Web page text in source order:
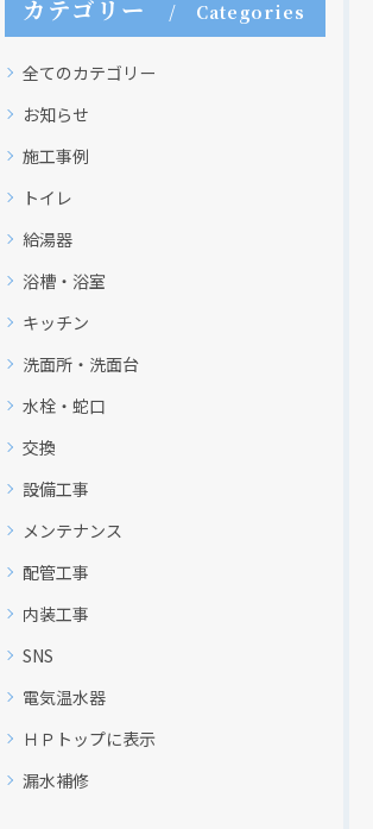
カテゴリー Categories
全てのカテゴリー
お知らせ
施工事例
トイレ
給湯器
浴槽・浴室
キッチン
洗面所・洗面台
水栓・蛇口
交換
設備工事
メンテナンス
配管工事
内装工事
SNS
電気温水器
ＨＰトップに表示
漏水補修